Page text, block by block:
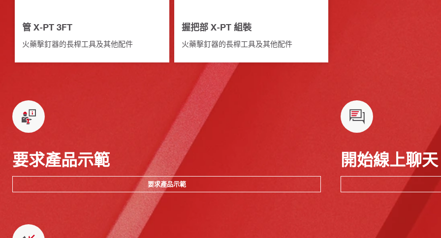
管 X-PT 3FT
火藥擊釘器的長桿工具及其他配件
握把部 X-PT 組裝
火藥擊釘器的長桿工具及其他配件
要求產品示範
要求產品示範
開始線上聊天